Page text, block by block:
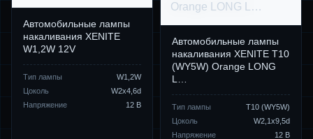
Автомобильные лампы
накаливания XENITE
W1,2W 12V
Тип лампы
W1,2W
Цоколь
W2x4,6d
Напряжение
12 В
Автомобильные лампы
накаливания XENITE T10
(WY5W) Orange LONG
L…
Тип лампы
Т10 (WY5W)
Цоколь
W2,1x9,5d
Напряжение
12 В